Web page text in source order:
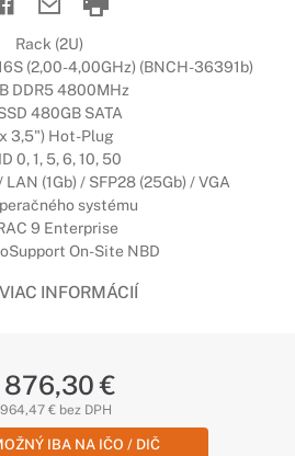
Rack (2U)
(2,00-4,00GHz) (BNCH-36391b)
DDR5 4800MHz
480GB SATA
3,5") Hot-Plug
0, 1, 5, 6, 10, 50
LAN (1Gb) / SFP28 (25Gb) / VGA
systému
9 Enterprise
On-Site NBD
VIAC INFORMÁCIÍ
876,30 €
€ bez DPH
IBA NA IČO / DIČ